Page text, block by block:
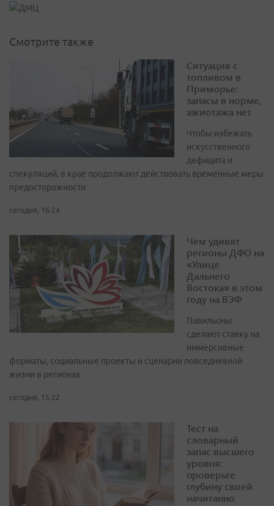
Смотрите также
Ситуация с
топливом в
Приморье:
запасы в норме,
ажиотажа нет
Чтобы избежать
искусственного
дефицита и
спекуляций, в крае продолжают действовать временные меры
предосторожности
сегодня, 16:24
Чем удивят
регионы ДФО на
«Улице
Дальнего
Востока» в этом
году на ВЭФ
Павильоны
сделают ставку на
иммерсивные
форматы, социальные проекты и сценарии повседневной
жизни в регионах
сегодня, 15:22
Тест на
словарный
запас высшего
уровня:
проверьте
глубину своей
начитанно